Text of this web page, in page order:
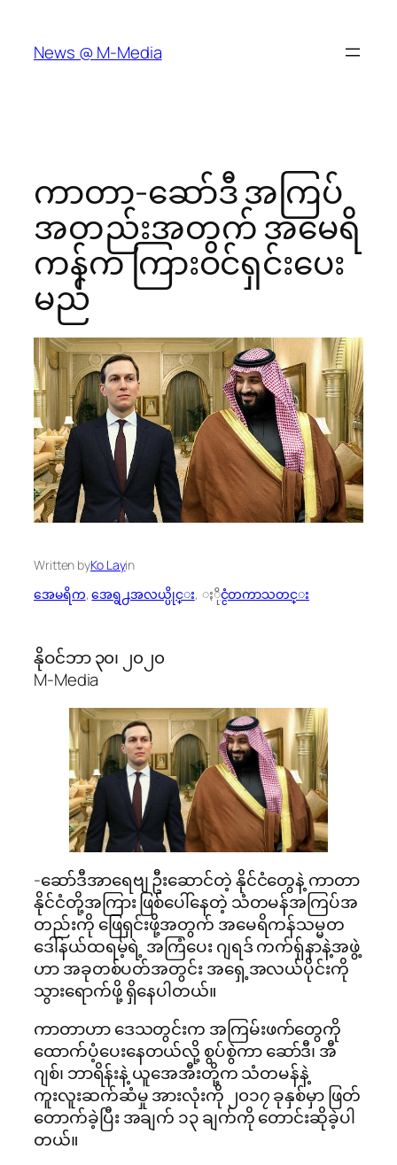
content
News @ M-Media
ကာတာ-ဆော်ဒီ အကြပ်
အတည်းအတွက် အမေရိ
ကန်က ကြားဝင်ရှင်းပေး
မည်
Written byKo Layin
အေမရိက, အေရွ႕အလယ္ပိုင္း, ႏိုင္ငံတကာသတင္း
နိုဝင်ဘာ ၃၀၊ ၂၀၂၀
M-Media
-ဆော်ဒီအာရေဗျ ဦးဆောင်တဲ့ နိုင်ငံတွေနဲ့ ကာတာ
နိုင်ငံတို့အကြား ဖြစ်ပေါ်နေတဲ့ သံတမန်အကြပ်အ
တည်းကို ဖြေရှင်းဖို့အတွက် အမေရိကန်သမ္မတ
ဒေါ်နယ်ထရမ့်ရဲ့ အကြံပေး ဂျရဒ် ကက်ရှ်နာနဲ့အဖွဲ့
ဟာ အခုတစ်ပတ်အတွင်း အရှေ့အလယ်ပိုင်းကို
သွားရောက်ဖို့ ရှိနေပါတယ်။
ကာတာဟာ ဒေသတွင်းက အကြမ်းဖက်တွေကို
ထောက်ပံ့ပေးနေတယ်လို့ စွပ်စွဲကာ ဆော်ဒီ၊ အီ
ဂျစ်၊ ဘာရိန်းနဲ့ ယူအေအီးတို့က သံတမန်နဲ့
ကူးလူးဆက်ဆံမှု အားလုံးကို ၂၀၁၇ ခုနှစ်မှာ ဖြတ်
တောက်ခဲ့ပြီး အချက် ၁၃ ချက်ကို တောင်းဆိုခဲ့ပါ
တယ်။